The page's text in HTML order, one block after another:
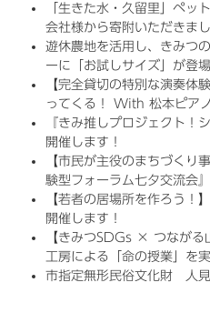
「生きた水・久留里」ペッ
会社様から寄附いただきま
遊休農地を活用し、きみつ
ーに「お試しサイズ」が登場
【完全貸切の特別な演奏体
ってくる！ With 松本ピア
『きみ推しプロジェクト！
開催します！
【市民が主役のまちづくり
験型フォーラム七夕交流会
【若者の居場所を作ろう！
開催します！
【きみつSDGs × つながる
工房による「命の授業」を
市指定無形民俗文化財 人見